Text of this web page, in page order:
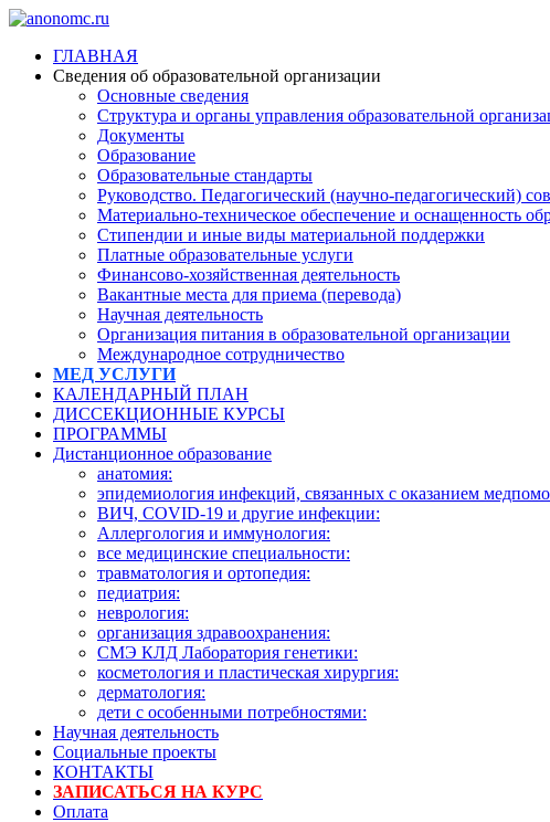
ГЛАВНАЯ
Сведения об образовательной организации
Основные сведения
Структура и органы управления образовательной
Документы
Образование
Образовательные стандарты
Руководство. Педагогический (научно-педагогический)
Материально-техническое обеспечение и оснащенность
Стипендии и иные виды материальной поддержки
Платные образовательные услуги
Финансово-хозяйственная деятельность
Вакантные места для приема (перевода)
Научная деятельность
Организация питания в образовательной организации
Международное сотрудничество
МЕД УСЛУГИ
КАЛЕНДАРНЫЙ ПЛАН
ДИССЕКЦИОННЫЕ КУРСЫ
ПРОГРАММЫ
Дистанционное образование
анатомия:
эпидемиология инфекций, связанных с оказанием
ВИЧ, COVID-19 и другие инфекции:
Аллергология и иммунология:
все медицинские специальности:
травматология и ортопедия:
педиатрия:
неврология:
организация здравоохранения:
СМЭ КЛД Лаборатория генетики:
косметология и пластическая хирургия:
дерматология:
дети с особенными потребностями:
Научная деятельность
Социальные проекты
КОНТАКТЫ
ЗАПИСАТЬСЯ НА КУРС
Оплата